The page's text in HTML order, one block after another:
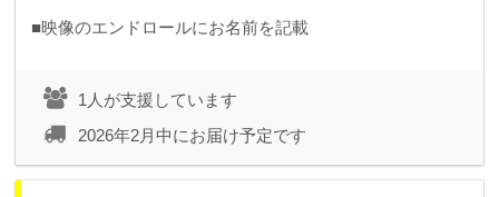
■映像のエンドロールにお名前を記載
1人が支援しています
2026年2月中にお届け予定です